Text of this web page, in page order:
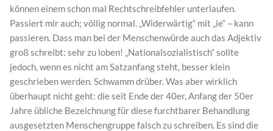
können einem schon mal Rechtschreibfehler unterlaufen.
Passiert mir auch; völlig normal. „Widerwärtig“ mit „ie“ – kann
passieren. Dass man bei der Menschenwürde auch das Adjektiv
groß schreibt: sehr zu loben! „Nationalsozialistisch“ sollte
jedoch, wenn es nicht am Satzanfang steht, besser klein
geschrieben werden. Schwamm drüber. Was aber wirklich
überhaupt nicht geht: die seit Ende der 40er, Anfang der 50er
Jahre übliche Bezeichnung für diese furchtbarer Behandlung
ausgesetzten Menschengruppe falsch zu schreiben. Es sind die